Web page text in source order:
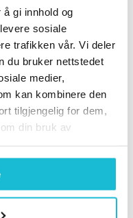
gi innhold og
sosiale
trafikken vår. Vi deler
du bruker nettstedet
medier,
kan kombinere den
tilgjengelig for dem,
din bruk av
og
og
På